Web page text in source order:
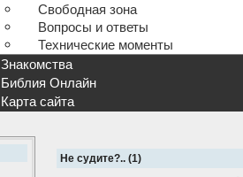
Свободная зона
Вопросы и ответы
Технические моменты
Знакомства
Библия Онлайн
Карта сайта
Не судите?.. (1)